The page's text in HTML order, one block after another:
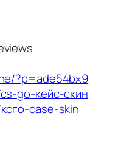
?p=ade54bx9
go-кейс-скин
case-skin